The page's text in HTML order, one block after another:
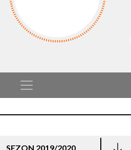
SEZON 2019/2020